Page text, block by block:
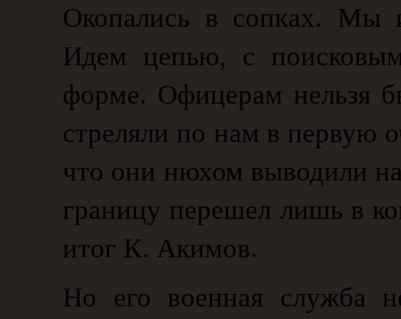
Окопались в сопках. Мы
Идем цепью, с
форме. Офицерам нельзя
стреляли по нам в первую
что они нюхом выводили
границу перешел лишь в
итог К. Акимов.
Но его военная служба